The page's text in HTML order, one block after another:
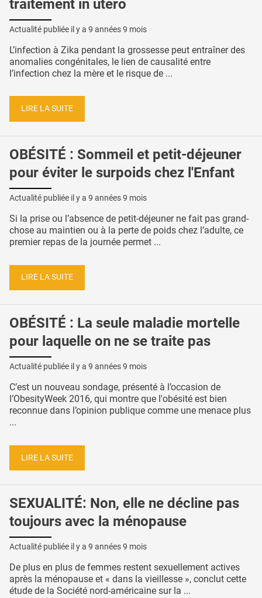
traitement in utero
Actualité publiée il y a 9 années 9 mois
L’infection à Zika pendant la grossesse peut entraîner des
anomalies congénitales, le lien de causalité entre
l’infection chez la mère et le risque de ...
LIRE LA SUITE
OBÉSITÉ : Sommeil et petit-déjeuner
pour éviter le surpoids chez l'Enfant
Actualité publiée il y a 9 années 9 mois
Si la prise ou l’absence de petit-déjeuner ne fait pas grand-
chose au maintien ou à la perte de poids chez l’adulte, ce
premier repas de la journée permet ...
LIRE LA SUITE
OBÉSITÉ : La seule maladie mortelle
pour laquelle on ne se traite pas
Actualité publiée il y a 9 années 9 mois
C’est un nouveau sondage, présenté à l’occasion de
l’ObesityWeek 2016, qui montre que l'obésité est bien
reconnue dans l’opinion publique comme une menace plus
...
LIRE LA SUITE
SEXUALITÉ: Non, elle ne décline pas
toujours avec la ménopause
Actualité publiée il y a 9 années 9 mois
De plus en plus de femmes restent sexuellement actives
après la ménopause et « dans la vieillesse », conclut cette
étude de la Société nord-américaine sur la ...